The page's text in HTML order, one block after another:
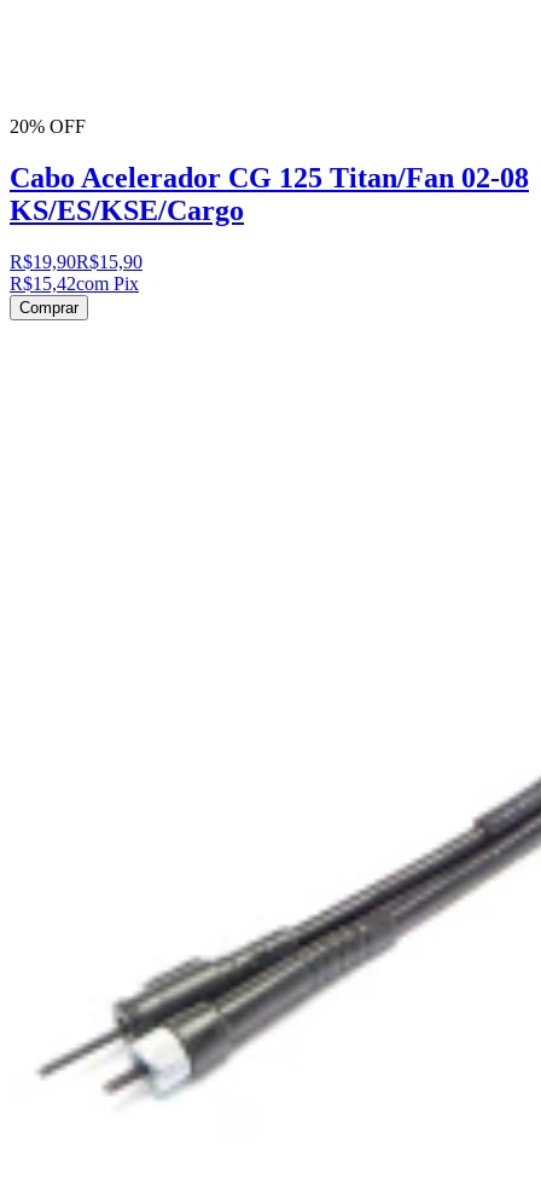
20% OFF
Cabo Acelerador CG 125 Titan/Fan 02-08
KS/ES/KSE/Cargo
R$19,90R$15,90
R$15,42com Pix
Comprar